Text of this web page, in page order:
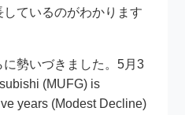
ているのがわかります
勢いづきました。5月3
(MUFG) is
years (Modest Decline)